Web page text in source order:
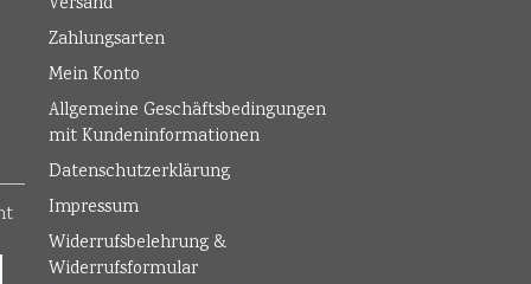
Zahlungsarten
Mein Konto
Allgemeine Geschäftsbedingungen
mit Kundeninformationen
Datenschutzerklärung
Impressum
Widerrufsbelehrung &
Widerrufsformular